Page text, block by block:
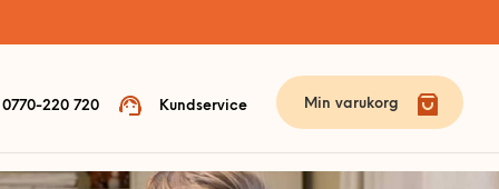
0770-220 720 Kundservice Min varukorg